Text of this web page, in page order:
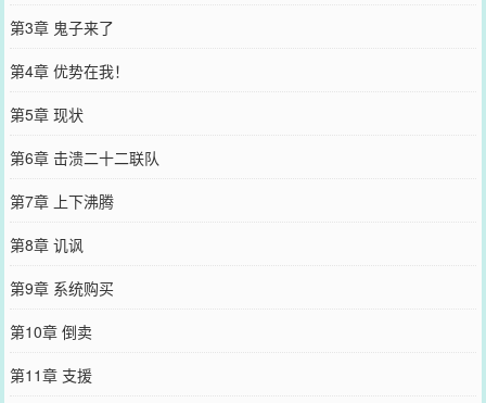
第3章 鬼子来了
第4章 优势在我！
第5章 现状
第6章 击溃二十二联队
第7章 上下沸腾
第8章 讥讽
第9章 系统购买
第10章 倒卖
第11章 支援